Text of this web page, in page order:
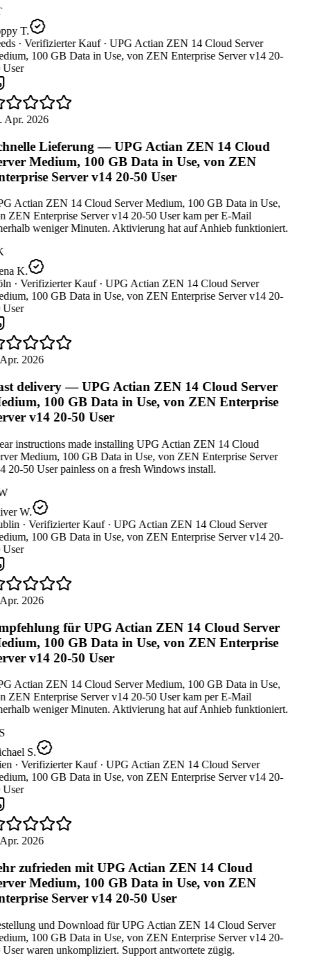
T.
· Verifizierter Kauf · UPG Actian ZEN 14 Cloud Server
100 GB Data in Use, von ZEN Enterprise Server v14 20-
Apr. 2026
Lieferung — UPG Actian ZEN 14 Cloud
Medium, 100 GB Data in Use, von ZEN
Server v14 20-50 User
Actian ZEN 14 Cloud Server Medium, 100 GB Data in Use,
ZEN Enterprise Server v14 20-50 User kam per E-Mail
weniger Minuten. Aktivierung hat auf Anhieb funktioniert.
K.
· Verifizierter Kauf · UPG Actian ZEN 14 Cloud Server
100 GB Data in Use, von ZEN Enterprise Server v14 20-
2026
delivery — UPG Actian ZEN 14 Cloud Server
100 GB Data in Use, von ZEN Enterprise
v14 20-50 User
instructions made installing UPG Actian ZEN 14 Cloud
Medium, 100 GB Data in Use, von ZEN Enterprise Server
20-50 User painless on a fresh Windows install.
W.
· Verifizierter Kauf · UPG Actian ZEN 14 Cloud Server
100 GB Data in Use, von ZEN Enterprise Server v14 20-
2026
für UPG Actian ZEN 14 Cloud Server
100 GB Data in Use, von ZEN Enterprise
v14 20-50 User
Actian ZEN 14 Cloud Server Medium, 100 GB Data in Use,
ZEN Enterprise Server v14 20-50 User kam per E-Mail
weniger Minuten. Aktivierung hat auf Anhieb funktioniert.
S.
· Verifizierter Kauf · UPG Actian ZEN 14 Cloud Server
100 GB Data in Use, von ZEN Enterprise Server v14 20-
2026
zufrieden mit UPG Actian ZEN 14 Cloud
Medium, 100 GB Data in Use, von ZEN
Server v14 20-50 User
und Download für UPG Actian ZEN 14 Cloud Server
100 GB Data in Use, von ZEN Enterprise Server v14 20-
waren unkompliziert. Support antwortete zügig.